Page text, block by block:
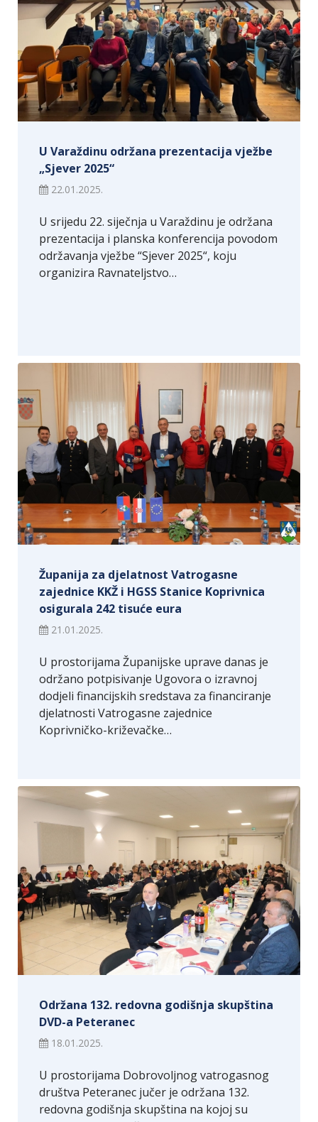
U Varaždinu održana prezentacija vježbe
„Sjever 2025“
22.01.2025.
U srijedu 22. siječnja u Varaždinu je održana
prezentacija i planska konferencija povodom
održavanja vježbe “Sjever 2025“, koju
organizira Ravnateljstvo…
Županija za djelatnost Vatrogasne
zajednice KKŽ i HGSS Stanice Koprivnica
osigurala 242 tisuće eura
21.01.2025.
U prostorijama Županijske uprave danas je
održano potpisivanje Ugovora o izravnoj
dodjeli financijskih sredstava za financiranje
djelatnosti Vatrogasne zajednice
Koprivničko-križevačke…
Održana 132. redovna godišnja skupština
DVD-a Peteranec
18.01.2025.
U prostorijama Dobrovoljnog vatrogasnog
društva Peteranec jučer je održana 132.
redovna godišnja skupština na kojoj su